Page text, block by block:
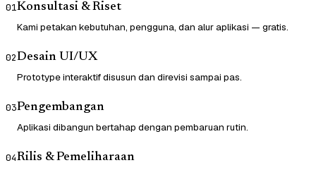
01Konsultasi & Riset
Kami petakan kebutuhan, pengguna, dan alur aplikasi — gratis.
02Desain UI/UX
Prototype interaktif disusun dan direvisi sampai pas.
03Pengembangan
Aplikasi dibangun bertahap dengan pembaruan rutin.
04Rilis & Pemeliharaan